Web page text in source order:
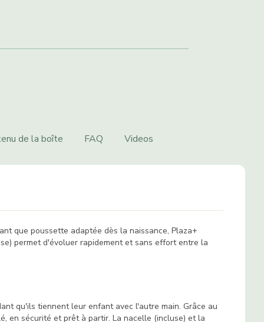
que poussette adaptée dès la naissance, Plaza+
permet d'évoluer rapidement et sans effort entre la
qu'ils tiennent leur enfant avec l'autre main. Grâce au
en sécurité et prêt à partir. La nacelle (incluse) et la
de la boîte FAQ Videos